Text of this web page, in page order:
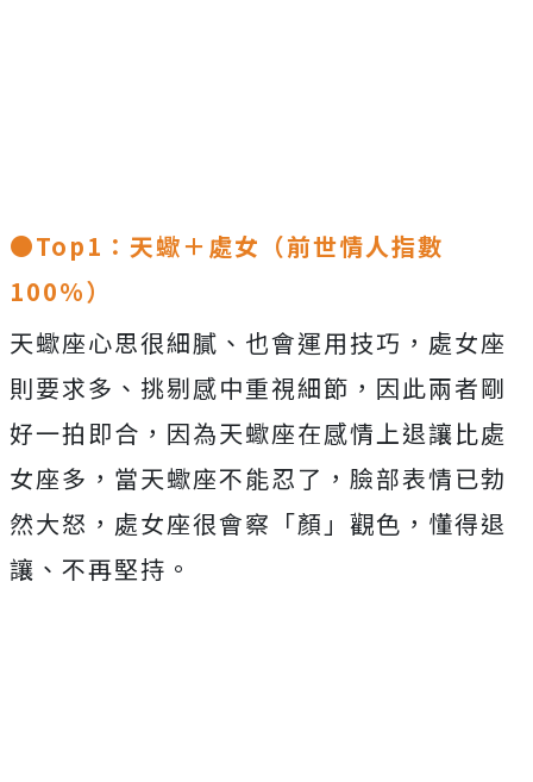
●Top1：天蠍＋處女（前世情人指數
100%）
天蠍座心思很細膩、也會運用技巧，處女座
則要求多、挑剔感中重視細節，因此兩者剛
好一拍即合，因為天蠍座在感情上退讓比處
女座多，當天蠍座不能忍了，臉部表情已勃
然大怒，處女座很會察「顏」觀色，懂得退
讓、不再堅持。